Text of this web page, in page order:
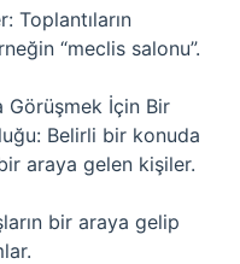
Toplantıların
“meclis salonu”.
Görüşmek İçin Bir
Belirli bir konuda
araya gelen kişiler.
bir araya gelip